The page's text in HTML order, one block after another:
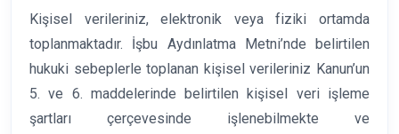
Kişisel verileriniz, elektronik veya fiziki ortamda
toplanmaktadır. İşbu Aydınlatma Metni’nde belirtilen
hukuki sebeplerle toplanan kişisel verileriniz Kanun’un
5. ve 6. maddelerinde belirtilen kişisel veri işleme
şartları çerçevesinde işlenebilmekte ve